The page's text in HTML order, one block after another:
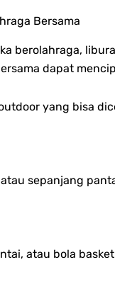
Bersama
berolahraga,
dapat
yang bisa
sepanjang
atau bola